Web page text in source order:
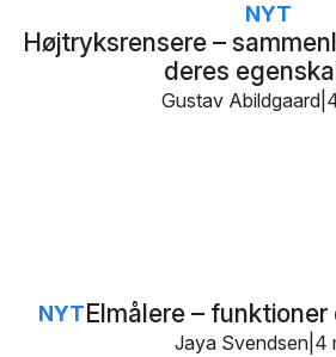
Højtryksrensere –
deres
NYT
Gustav Abildgaard
Elmålere –
NYT
4
Jaya Svendsen